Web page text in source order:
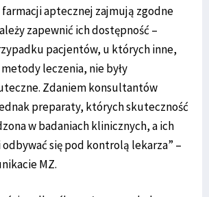
aptecznej zajmują zgodne
zapewnić ich dostępność –
pacjentów, u których inne,
leczenia, nie były
Zdaniem konsultantów
preparaty, których skuteczność
w badaniach klinicznych, a ich
się pod kontrolą lekarza” –
MZ.